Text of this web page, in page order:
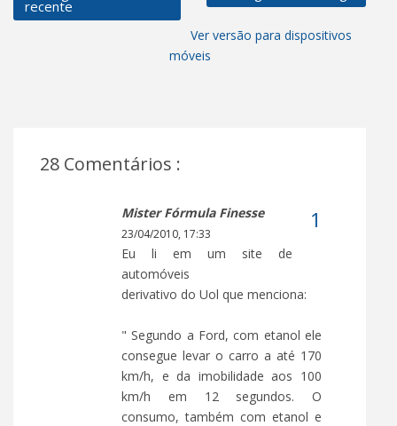
recente
Ver versão para dispositivos
móveis
28 Comentários :
Mister Fórmula Finesse
23/04/2010, 17:33
Eu li em um site de
automóveis
derivativo do Uol que menciona:
" Segundo a Ford, com etanol ele
consegue levar o carro a até 170
km/h, e da imobilidade aos 100
km/h em 12 segundos. O
consumo, também com etanol e